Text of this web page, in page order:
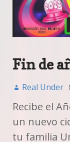
Fin de
Real Under
Recibe el
un nuevo
tu familia